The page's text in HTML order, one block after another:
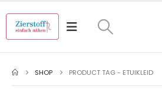
SHOP PRODUCT TAG - ETUIKLEID